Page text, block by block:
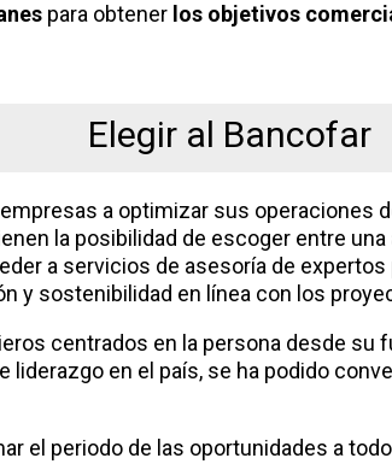
para obtener los objetivos
Elegir al Bancofar
a optimizar sus operaciones
la posibilidad de escoger entre
a servicios de asesoría de
y sostenibilidad en línea con los
centrados en la persona desde su
liderazgo en el país, se ha podido
el periodo de las oportunidades a